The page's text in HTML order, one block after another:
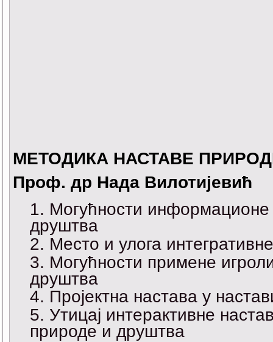
МЕТОДИКА НАСТАВЕ
Проф. др Нада Вилотијевић
Могућности информационе
друштва
Место и улога
Могућности примене
друштва
Пројектна настава у
Утицај интерактивне
природе и друштва